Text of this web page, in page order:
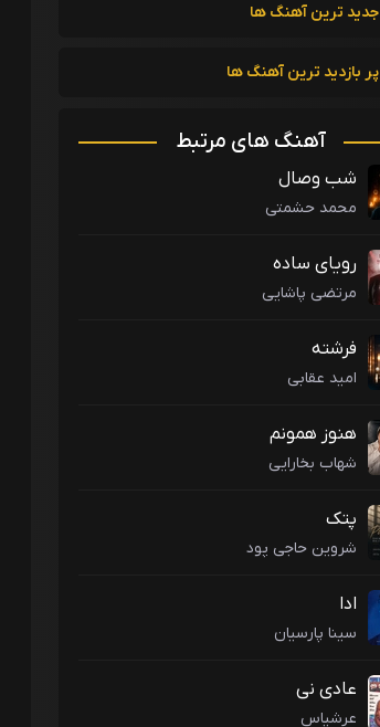
جدید ترین آهنگ ها
پر بازدید ترین آهنگ ها
آهنگ های مرتبط
شب وصال
محمد حشمتی
رویای ساده
مرتضی پاشایی
فرشته
امید عقابی
هنوز همونم
شهاب بخارایی
پتک
شروین حاجی پود
ادا
سینا پارسیان
عادی نی
عرشیاس